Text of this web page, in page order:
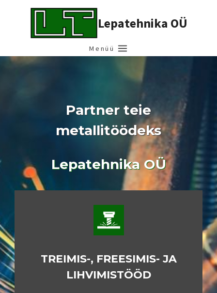
Lepatehnika OÜ
Menüü
Partner teie
metallitöödeks
Lepatehnika OÜ
TREIMIS-, FREESIMIS- JA
LIHVIMISTÖÖD